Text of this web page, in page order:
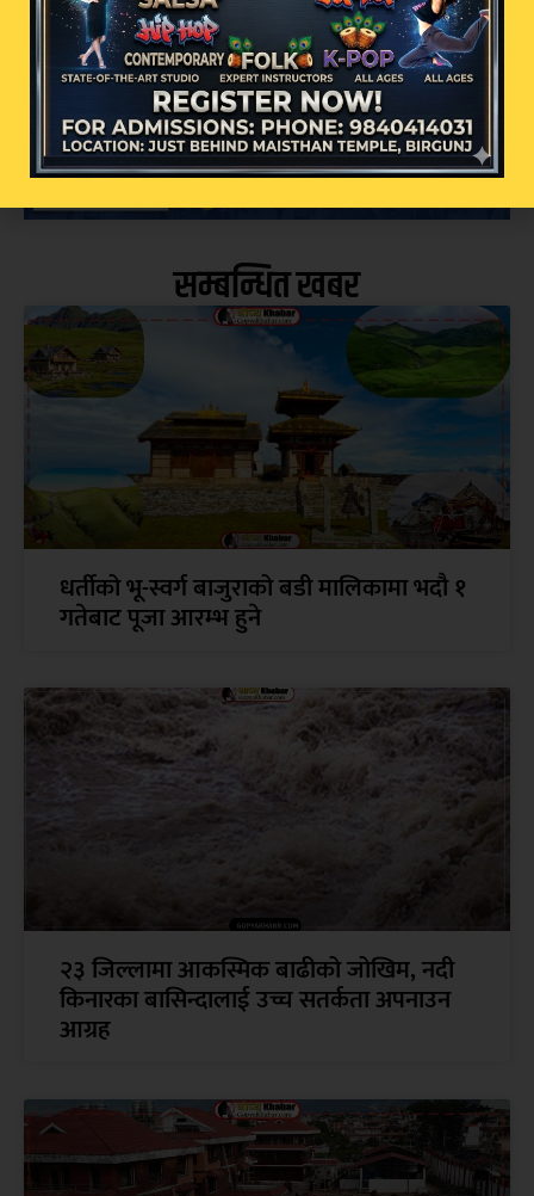
काठमाडौं – प्रधानमन्त्री बालेन्द्र शाहले लामो
सुरुदेखि नै राष्ट्रिय उद्योग
सम्बन्धित खबर
धर्तीको भू-स्वर्ग बाजुराको बडी मालिकामा भदौ १
गतेबाट पूजा आरम्भ हुने
२३ जिल्लामा आकस्मिक बाढीको जोखिम, नदी
किनारका बासिन्दालाई उच्च सतर्कता अपनाउन
आग्रह